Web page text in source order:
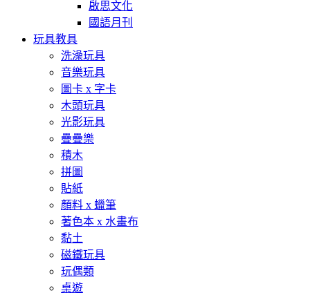
啟思文化
國語月刊
玩具教具
洗澡玩具
音樂玩具
圖卡 x 字卡
木頭玩具
光影玩具
疊疊樂
積木
拼圖
貼紙
顏料 x 蠟筆
著色本 x 水畫布
黏土
磁鐵玩具
玩偶類
桌遊